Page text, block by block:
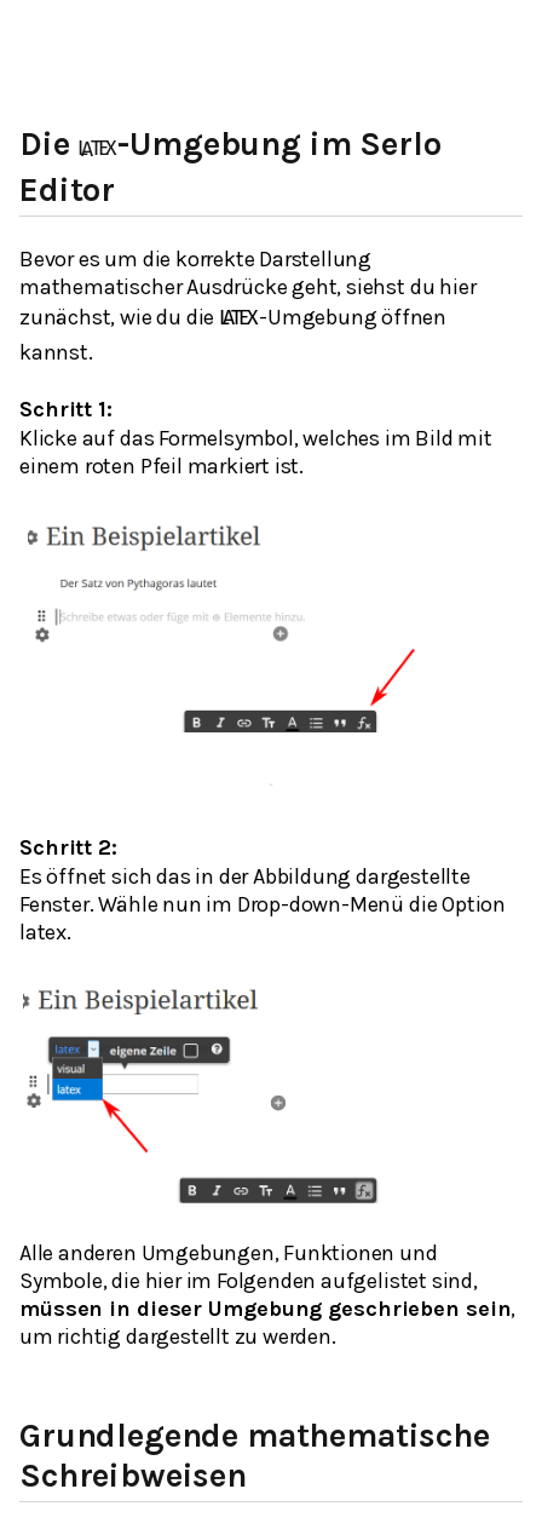
Die L
ATEX-Umgebung im Serlo
Editor
Bevor es um die korrekte Darstellung
mathematischer Ausdrücke geht, siehst du hier
zunächst, wie du die L
ATEX-Umgebung öffnen
kannst.
Schritt 1:
Klicke auf das Formelsymbol, welches im Bild mit
einem roten Pfeil markiert ist.
Schritt 2:
Es öffnet sich das in der Abbildung dargestellte
Fenster. Wähle nun im Drop-down-Menü die Option
latex.
Alle anderen Umgebungen, Funktionen und
Symbole, die hier im Folgenden aufgelistet sind,
müssen in dieser Umgebung geschrieben sein,
um richtig dargestellt zu werden.
Grundlegende mathematische
Schreibweisen